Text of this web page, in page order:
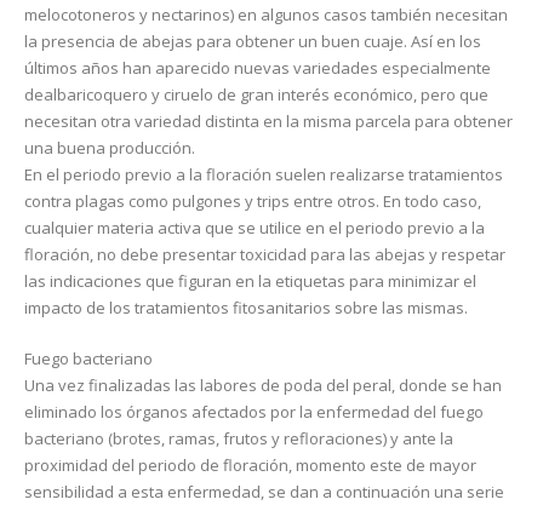
melocotoneros y nectarinos) en algunos casos también necesitan
la presencia de abejas para obtener un buen cuaje. Así en los
últimos años han aparecido nuevas variedades especialmente
dealbaricoquero y ciruelo de gran interés económico, pero que
necesitan otra variedad distinta en la misma parcela para obtener
una buena producción.
En el periodo previo a la floración suelen realizarse tratamientos
contra plagas como pulgones y trips entre otros. En todo caso,
cualquier materia activa que se utilice en el periodo previo a la
floración, no debe presentar toxicidad para las abejas y respetar
las indicaciones que figuran en la etiquetas para minimizar el
impacto de los tratamientos fitosanitarios sobre las mismas.
Fuego bacteriano
Una vez finalizadas las labores de poda del peral, donde se han
eliminado los órganos afectados por la enfermedad del fuego
bacteriano (brotes, ramas, frutos y refloraciones) y ante la
proximidad del periodo de floración, momento este de mayor
sensibilidad a esta enfermedad, se dan a continuación una serie